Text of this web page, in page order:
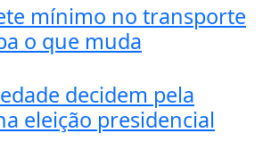
mínimo no transporte
o que muda
decidem pela
eleição presidencial